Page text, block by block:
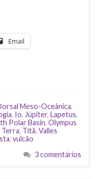
Email
Meso-Oceânica,
, Io, Júpiter, Lapetus,
Polar Basin, Olympus
Terra, Titã, Valles
, vulcão
3 comentários